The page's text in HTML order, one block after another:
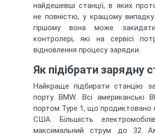
найдешевші станції, в яких
не повністю, у кращому
гіршому вона може
контролері, які на сервісі
відновлення процесу зарядки.
Як підібрати зарядну
Найкраще підбирати станцію
порту BMW. Всі американські
портом Type 1, що
США. Більшість
максимальний струм до 32